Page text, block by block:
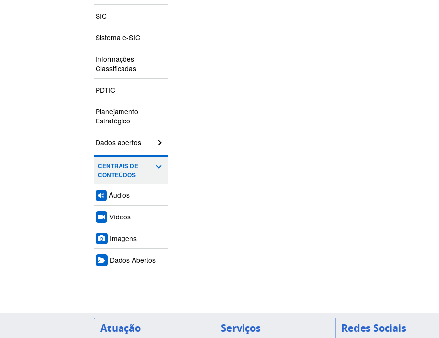
SIC
Sistema e-SIC
Informações
Classificadas
PDTIC
Planejamento
Estratégico
Dados abertos
CENTRAIS DE
CONTEÚDOS
Áudios
Vídeos
Imagens
Dados Abertos
Atuação Serviços Redes Sociais